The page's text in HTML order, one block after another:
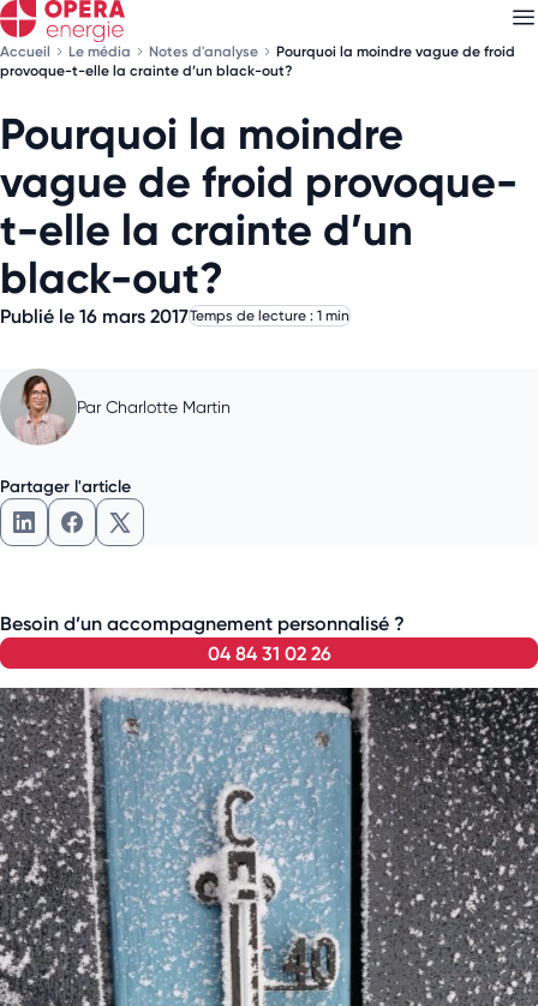
Accueil Le média Notes d'analyse
Pourquoi la moindre vague de froid
provoque-t-elle la crainte d’un black-out?
Pourquoi la moindre
vague de froid provoque-
t-elle la crainte d’un
black-out?
Publié le 16 mars 2017Temps de lecture : 1 min
Par Charlotte Martin
Partager l'article
Besoin d’un accompagnement personnalisé ?
04 84 31 02 26
Découvrez nosnewsletters
Choisissez les newsletters qui vous intéressent